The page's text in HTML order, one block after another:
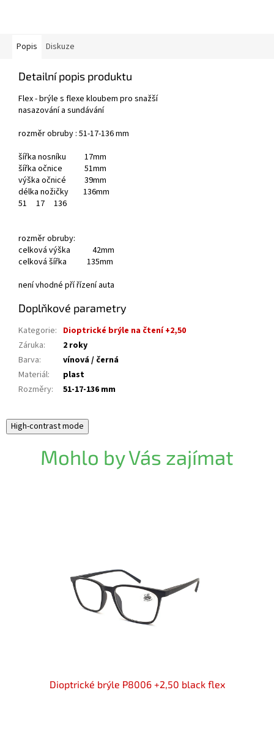
Popis Diskuze
Detailní popis produktu
Flex - brýle s flexe kloubem pro snažší
nasazování a sundávání
rozměr obruby : 51-17-136 mm
šířka nosníku 17mm
šířka očnice 51mm
výška očnicé 39mm
délka nožičky 136mm
51
17 136
rozměr obruby:
celková výška 42mm
celková šířka 135mm
není vhodné pří řízení auta
Doplňkové parametry
Kategorie: Dioptrické brýle na čtení +2,50
Záruka:
2 roky
Barva:
vínová / černá
Materiál:
plast
Rozměry: 51-17-136 mm
High-contrast mode
Mohlo by Vás zajímat
Dioptrické brýle P8006 +2,50 black flex